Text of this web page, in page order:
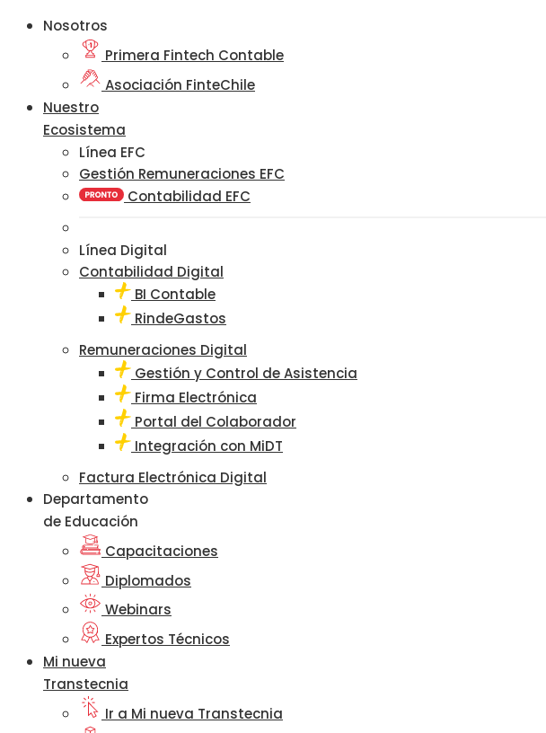
Nosotros
Primera Fintech Contable
Asociación FinteChile
Nuestro
Ecosistema
Línea EFC
Gestión Remuneraciones EFC
Contabilidad EFC
Línea Digital
Contabilidad Digital
BI Contable
RindeGastos
Remuneraciones Digital
Gestión y Control de Asistencia
Firma Electrónica
Portal del Colaborador
Integración con MiDT
Factura Electrónica Digital
Departamento
de Educación
Capacitaciones
Diplomados
Webinars
Expertos Técnicos
Mi nueva
Transtecnia
Ir a Mi nueva Transtecnia